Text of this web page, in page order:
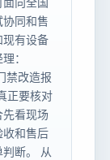
同和售
现有设备
：
禁改造报
正要核对
看现场
收和售后
断。 从